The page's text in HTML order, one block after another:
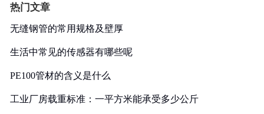
热门文章
无缝钢管的常用规格及壁厚
生活中常见的传感器有哪些呢
PE100管材的含义是什么
工业厂房载重标准：一平方米能承受多少公斤